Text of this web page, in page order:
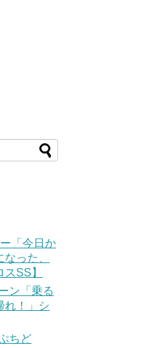
「今日か
った、
SS】
ン「乗る
れ！」シ
ちど